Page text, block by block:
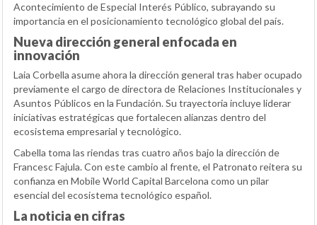
Acontecimiento de Especial Interés Público, subrayando su
importancia en el posicionamiento tecnológico global del país.
Nueva dirección general enfocada en
innovación
Laia Corbella asume ahora la dirección general tras haber ocupado
previamente el cargo de directora de Relaciones Institucionales y
Asuntos Públicos en la Fundación. Su trayectoria incluye liderar
iniciativas estratégicas que fortalecen alianzas dentro del
ecosistema empresarial y tecnológico.
Cabella toma las riendas tras cuatro años bajo la dirección de
Francesc Fajula. Con este cambio al frente, el Patronato reitera su
confianza en Mobile World Capital Barcelona como un pilar
esencial del ecosistema tecnológico español.
La noticia en cifras